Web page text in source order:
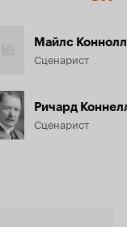
Майлс
Сценарист
Ричард
Сценарист